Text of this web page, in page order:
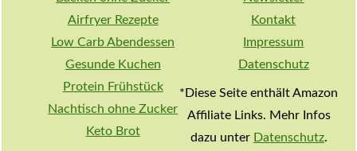
Airfryer Rezepte
Low Carb Abendessen
Gesunde Kuchen
Protein Frühstück
Nachtisch ohne Zucker
Keto Brot
Kontakt
Impressum
Datenschutz
*Diese Seite enthält Amazon
Affiliate Links. Mehr Infos
dazu unter Datenschutz.